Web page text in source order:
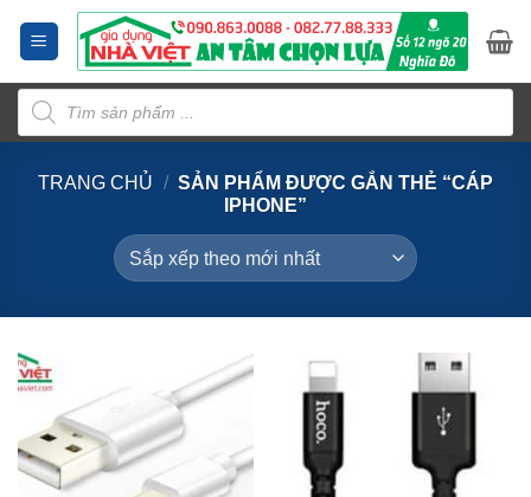
dung
Tìm
kiếm
sản
phẩm
TRANG CHỦ / SẢN PHẨM ĐƯỢC GẮN THẺ “CÁP
IPHONE”